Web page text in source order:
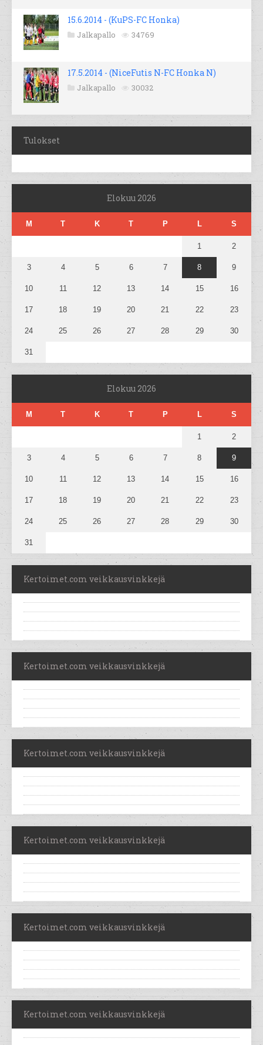
15.6.2014 - (KuPS-FC Honka)
Jalkapallo 34769
17.5.2014 - (NiceFutis N-FC Honka N)
Jalkapallo 30032
Tulokset
Elokuu 2026
M T K T P L S
1 2
3 4 5 6 7 8 9
10 11 12 13 14 15 16
17 18 19 20 21 22 23
24 25 26 27 28 29 30
31
Elokuu 2026
M T K T P L S
1 2
3 4 5 6 7 8 9
10 11 12 13 14 15 16
17 18 19 20 21 22 23
24 25 26 27 28 29 30
31
Kertoimet.com veikkausvinkkejä
Kertoimet.com veikkausvinkkejä
Kertoimet.com veikkausvinkkejä
Kertoimet.com veikkausvinkkejä
Kertoimet.com veikkausvinkkejä
Kertoimet.com veikkausvinkkejä